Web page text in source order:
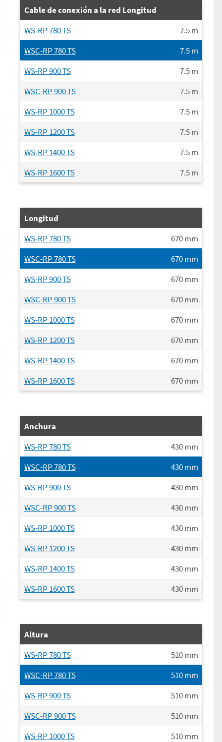
Cable de conexión a la red Longitud
WS-RP 780 TS
7.5m
WSC-RP 780 TS
7.5m
WS-RP 900 TS
7.5m
WSC-RP 900 TS
7.5m
WS-RP 1000 TS
7.5m
WS-RP 1200 TS
7.5m
WS-RP 1400 TS
7.5m
WS-RP 1600 TS
7.5m
Longitud
WS-RP 780 TS
670mm
WSC-RP 780 TS
670mm
WS-RP 900 TS
670mm
WSC-RP 900 TS
670mm
WS-RP 1000 TS
670mm
WS-RP 1200 TS
670mm
WS-RP 1400 TS
670mm
WS-RP 1600 TS
670mm
Anchura
WS-RP 780 TS
430mm
WSC-RP 780 TS
430mm
WS-RP 900 TS
430mm
WSC-RP 900 TS
430mm
WS-RP 1000 TS
430mm
WS-RP 1200 TS
430mm
WS-RP 1400 TS
430mm
WS-RP 1600 TS
430mm
Altura
WS-RP 780 TS
510mm
WSC-RP 780 TS
510mm
WS-RP 900 TS
510mm
WSC-RP 900 TS
510mm
WS-RP 1000 TS
510mm